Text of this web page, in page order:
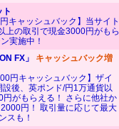
ト
キャッシュバック】当サイト
上の取引で現金3000円がもら
実施中！
FX」 キャッシュバック増
円キャッシュバック】ザイ
設後、英ポンド/円1万通貨以
円がもらえる！ さらに他社か
円！ 取引量に応じて最大
スも！